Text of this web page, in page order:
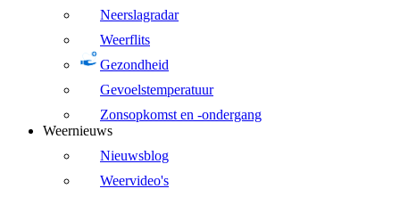
Neerslagradar
Weerflits
Gezondheid
Gevoelstemperatuur
Zonsopkomst en -ondergang
Weernieuws
Nieuwsblog
Weervideo's